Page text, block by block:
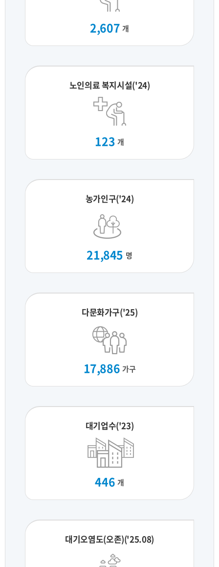
2,607 개
노인의료 복지시설('24)
123 개
농가인구('24)
21,845 명
다문화가구('25)
17,886 가구
대기업수('23)
446 개
대기오염도(오존)('25.08)